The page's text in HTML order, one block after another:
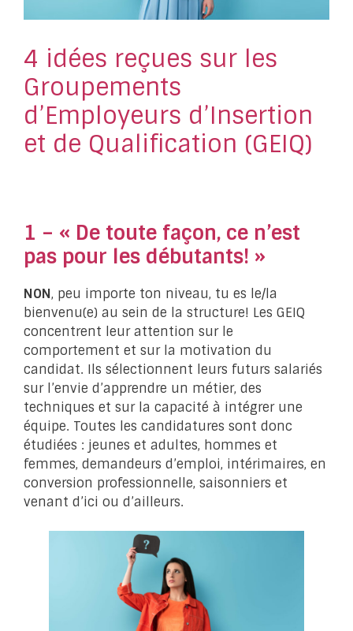
4 idées reçues sur les
Groupements
d’Employeurs d’Insertion
et de Qualification (GEIQ)
1 – « De toute façon, ce n’est
pas pour les débutants! »
NON, peu importe ton niveau, tu es le/la
bienvenu(e) au sein de la structure! Les GEIQ
concentrent leur attention sur le
comportement et sur la motivation du
candidat. Ils sélectionnent leurs futurs salariés
sur l’envie d’apprendre un métier, des
techniques et sur la capacité à intégrer une
équipe. Toutes les candidatures sont donc
étudiées : jeunes et adultes, hommes et
femmes, demandeurs d’emploi, intérimaires, en
conversion professionnelle, saisonniers et
venant d’ici ou d’ailleurs.